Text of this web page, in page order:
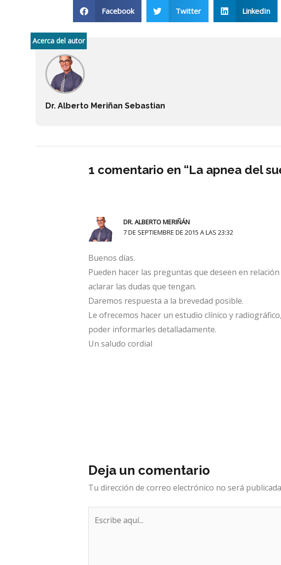
Facebook Twitter LinkedIn
Acerca del autor
Dr. Alberto Meriñan Sebastian
1 comentario en “La apnea del
DR. ALBERTO MERIÑÁN
7 DE SEPTIEMBRE DE 2015 A LAS 23:32
Buenos días.
Pueden hacer las preguntas que deseen en
aclarar las dudas que tengan.
Daremos respuesta a la brevedad posible.
Le ofrecemos hacer un estudio clínico y
poder informarles detalladamente.
Un saludo cordial
Deja un comentario
Tu dirección de correo electrónico no será